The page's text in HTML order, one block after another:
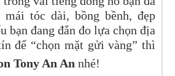
mái tóc dài, bồng bềnh, đẹp
bạn đang đắn đo lựa chọn địa
để “chọn mặt gửi vàng” thì
Tony An An nhé!